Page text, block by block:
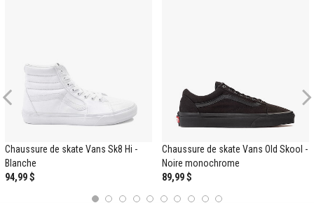
Previous
Chaussure de skate Vans Sk8 Hi -
Blanche
94,99 $
Chaussure de skate Vans Old Skool -
Noire monochrome
89,99 $